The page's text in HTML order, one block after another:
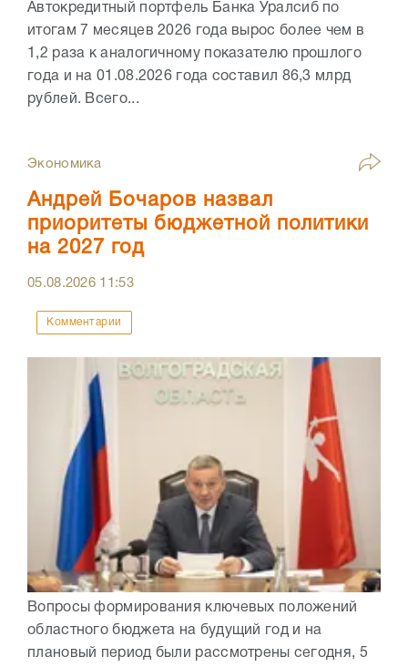
Автокредитный портфель Банка Уралсиб по
итогам 7 месяцев 2026 года вырос более чем в
1,2 раза к аналогичному показателю прошлого
года и на 01.08.2026 года составил 86,3 млрд
рублей. Всего...
Экономика
Андрей Бочаров назвал
приоритеты бюджетной политики
на 2027 год
05.08.2026 11:53
Комментарии
Вопросы формирования ключевых положений
областного бюджета на будущий год и на
плановый период были рассмотрены сегодня, 5